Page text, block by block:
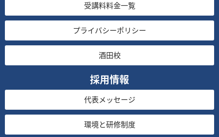
受講料料金一覧
プライバシーポリシー
酒田校
採用情報
代表メッセージ
環境と研修制度